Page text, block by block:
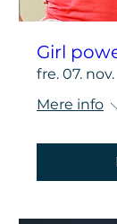
Girl
fre. 07. nov.
Mere info